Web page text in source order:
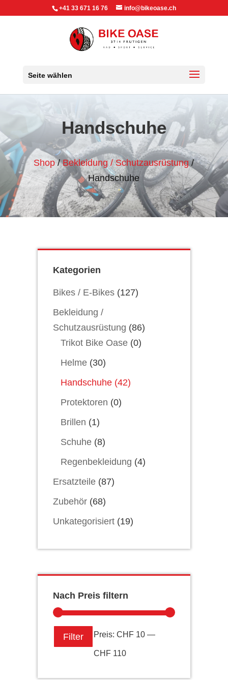
+41 33 671 16 76 info@bikeoase.ch
Seite wählen
Handschuhe
Shop/Bekleidung / Schutzausrüstung/
Handschuhe
Kategorien
Bikes / E-Bikes (127)
Bekleidung /
Schutzausrüstung (86)
Trikot Bike Oase (0)
Helme (30)
Handschuhe (42)
Protektoren (0)
Brillen (1)
Schuhe (8)
Regenbekleidung (4)
Ersatzteile (87)
Zubehör (68)
Unkategorisiert (19)
Nach Preis filtern
Min.
Max.Filter Preis:CHF 10 —
CHF 110